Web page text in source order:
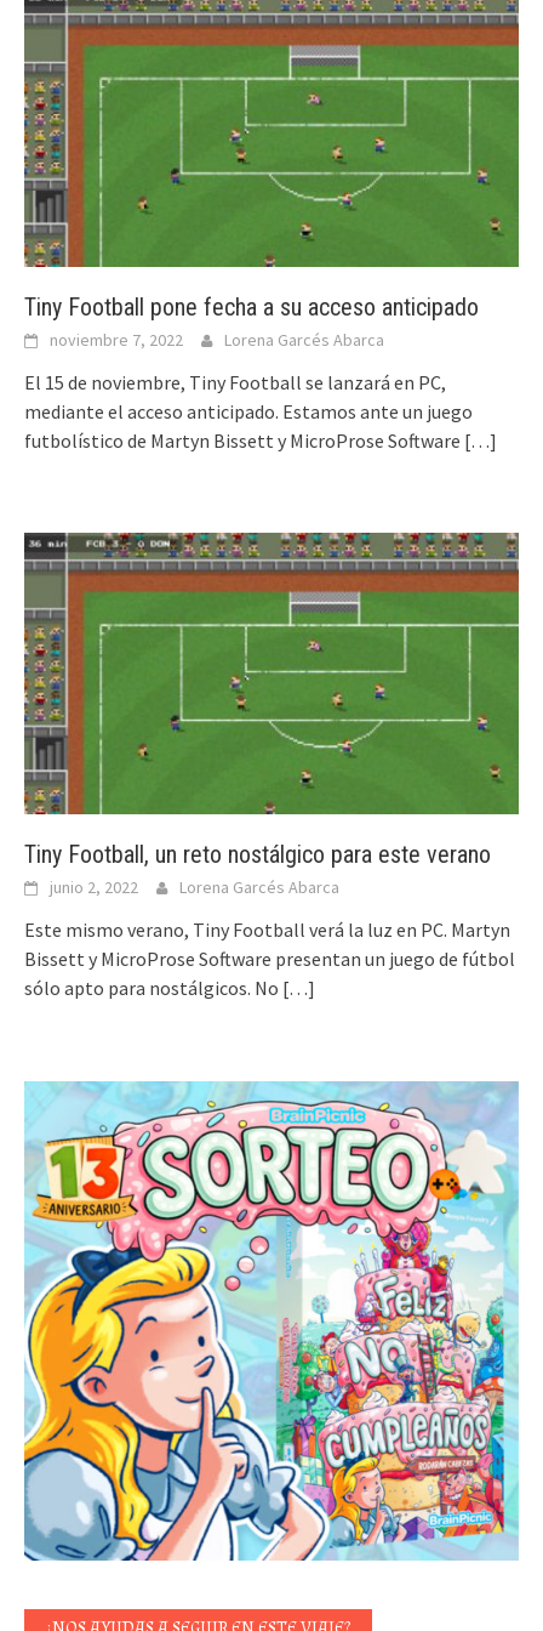
Tiny Football pone fecha a su acceso anticipado
noviembre 7, 2022 Lorena Garcés Abarca
El 15 de noviembre, Tiny Football se lanzará en PC,
mediante el acceso anticipado. Estamos ante un juego
futbolístico de Martyn Bissett y MicroProse Software […]
Tiny Football, un reto nostálgico para este verano
junio 2, 2022 Lorena Garcés Abarca
Este mismo verano, Tiny Football verá la luz en PC. Martyn
Bissett y MicroProse Software presentan un juego de fútbol
sólo apto para nostálgicos. No […]